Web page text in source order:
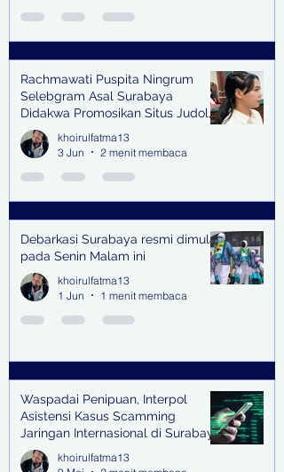
Rachmawati Puspita Ningrum
Selebgram Asal Surabaya
Didakwa Promosikan Situs Judol,
Raup Rp2 Juta dari Tiga Kali
Endorse
khoirulfatma13
3 Jun
2 menit membaca
Debarkasi Surabaya resmi dimulai
pada Senin Malam ini
khoirulfatma13
1 Jun
1 menit membaca
Waspadai Penipuan, Interpol
Asistensi Kasus Scamming
Jaringan Internasional di Surabaya
khoirulfatma13